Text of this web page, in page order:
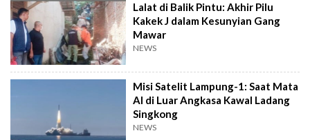
Lalat di Balik Pintu: Akhir Pilu
Kakek J dalam Kesunyian Gang
Mawar
NEWS
Misi Satelit Lampung-1: Saat Mata
AI di Luar Angkasa Kawal Ladang
Singkong
NEWS